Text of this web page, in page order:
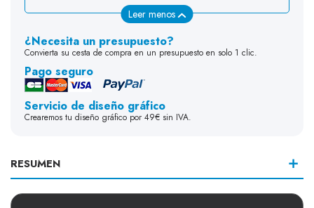
Leer menos
¿Necesita un presupuesto?
Convierta su cesta de compra en un presupuesto en solo 1 clic.
Pago seguro
Servicio de diseño gráfico
Crearemos tu diseño gráfico por 49€ sin IVA.
RESUMEN